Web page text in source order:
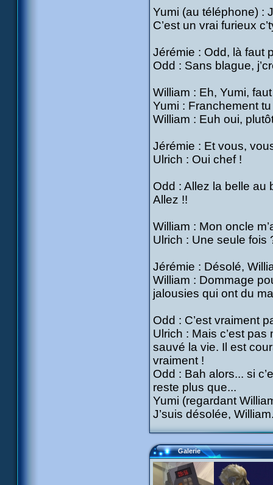
Yumi (au téléphone) :
C’est un vrai furieux
Jérémie : Odd, là faut
Odd : Sans blague,
William : Eh, Yumi,
Yumi : Franchement tu
William : Euh oui,
Jérémie : Et vous,
Ulrich : Oui chef !
Odd : Allez la belle au
Allez !!
William : Mon oncle
Ulrich : Une seule fois
Jérémie : Désolé,
William : Dommage
jalousies qui ont du
Odd : C’est vraiment
Ulrich : Mais c’est
sauvé la vie. Il est
vraiment !
Odd : Bah alors... si
reste plus que...
Yumi (regardant
J’suis désolée,
Galerie